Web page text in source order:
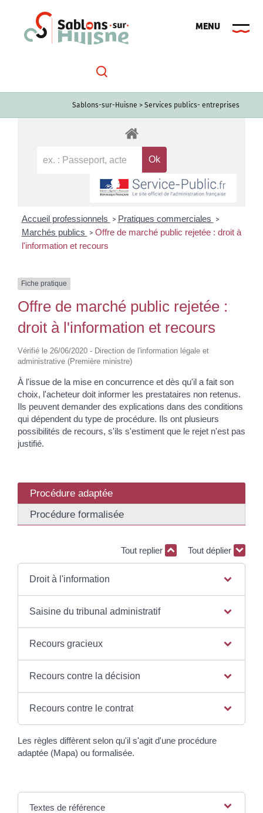
Sablons-sur-Huisne > Services publics- entreprises
Accueil professionnels > Pratiques commerciales >
Marchés publics > Offre de marché public rejetée : droit à
l'information et recours
Fiche pratique
Offre de marché public rejetée :
droit à l'information et recours
Vérifié le 26/06/2020 - Direction de l'information légale et
administrative (Première ministre)
À l'issue de la mise en concurrence et dès qu'il a fait son
choix, l'acheteur doit informer les prestataires non retenus.
Ils peuvent demander des explications dans des conditions
qui dépendent du type de procédure. Ils ont plusieurs
possibilités de recours, s'ils s'estiment que le rejet n'est pas
justifié.
Procédure adaptée
Procédure formalisée
Tout replier Tout déplier
Droit à l'information
Saisine du tribunal administratif
Recours gracieux
Recours contre la décision
Recours contre le contrat
Les règles diffèrent selon qu'il s'agit d'une procédure
adaptée (Mapa) ou formalisée.
Textes de référence